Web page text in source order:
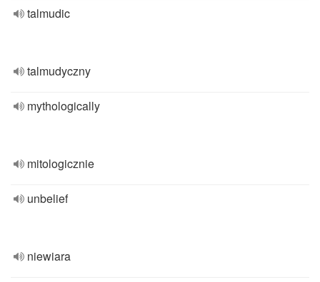
talmudic
talmudyczny
mythologically
mitologicznie
unbelief
niewiara